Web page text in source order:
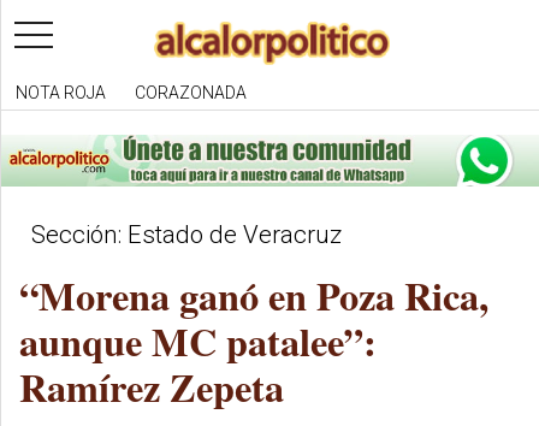
toggle
navigation
NOTA ROJA CORAZONADA
Sección: Estado de Veracruz
“Morena ganó en Poza Rica,
aunque MC patalee”:
Ramírez Zepeta